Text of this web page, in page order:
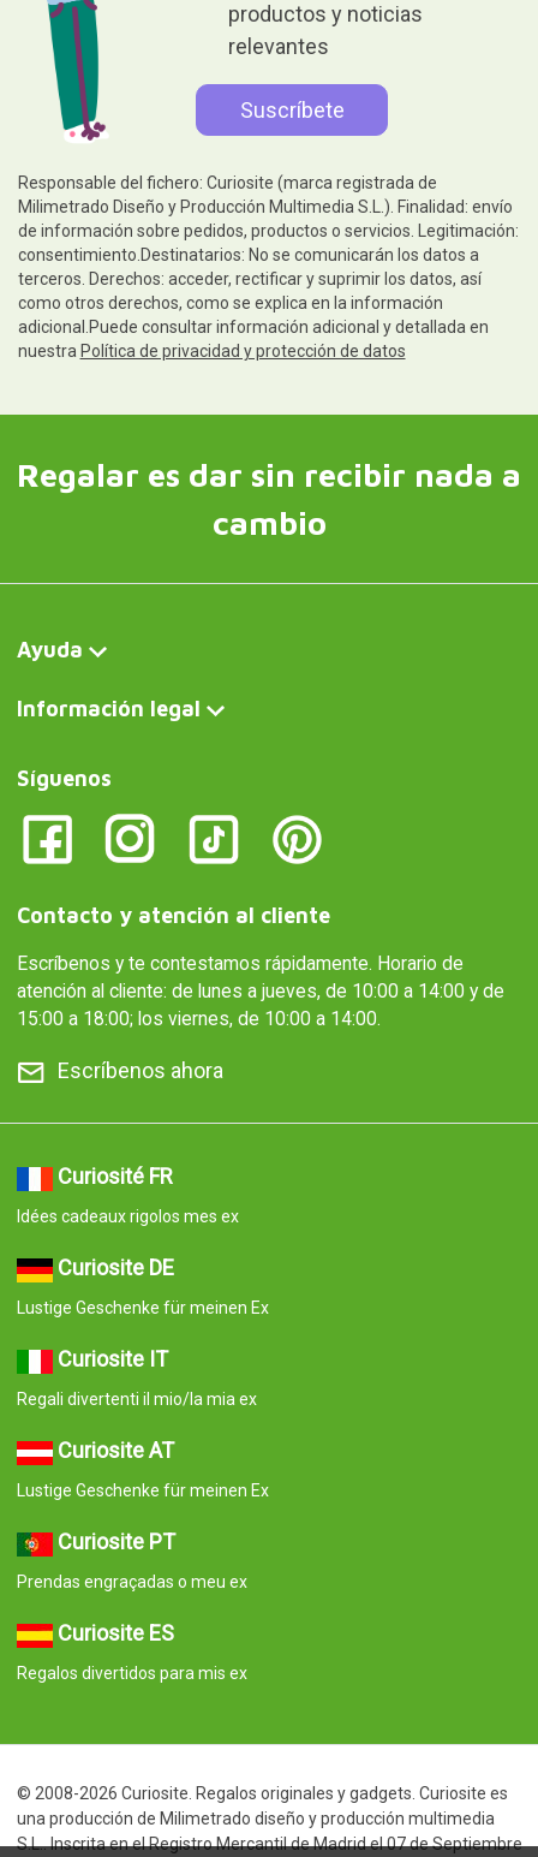
productos y noticias
relevantes
Responsable del fichero: Curiosite (marca registrada de
Milimetrado Diseño y Producción Multimedia S.L.). Finalidad: envío
de información sobre pedidos, productos o servicios. Legitimación:
consentimiento.Destinatarios: No se comunicarán los datos a
terceros. Derechos: acceder, rectificar y suprimir los datos, así
como otros derechos, como se explica en la información
adicional.Puede consultar información adicional y detallada en
nuestra Política de privacidad y protección de datos
Regalar es dar sin recibir nada a
cambio
Ayuda
Información legal
Síguenos
Contacto y atención al cliente
Escríbenos y te contestamos rápidamente. Horario de
atención al cliente: de lunes a jueves, de 10:00 a 14:00 y de
15:00 a 18:00; los viernes, de 10:00 a 14:00.
Escríbenos ahora
Curiosité FR
Idées cadeaux rigolos mes ex
Curiosite DE
Lustige Geschenke für meinen Ex
Curiosite IT
Regali divertenti il mio/la mia ex
Curiosite AT
Lustige Geschenke für meinen Ex
Curiosite PT
Prendas engraçadas o meu ex
Curiosite ES
Regalos divertidos para mis ex
© 2008-2026 Curiosite. Regalos originales y gadgets. Curiosite es
una producción de Milimetrado diseño y producción multimedia
S.L.. Inscrita en el Registro Mercantil de Madrid el 07 de Septiembre